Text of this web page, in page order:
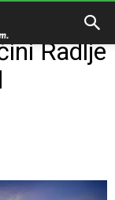
Radlje